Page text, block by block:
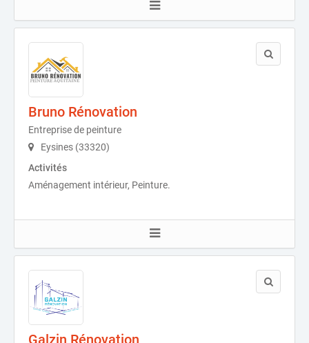
Bruno Rénovation
Entreprise de peinture
Eysines (33320)
Activités
Aménagement intérieur, Peinture.
Galzin Rénovation